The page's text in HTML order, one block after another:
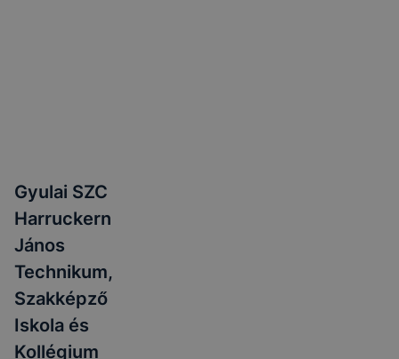
Gyulai SZC
Harruckern
János
Technikum,
Szakképző
Iskola és
Kollégium